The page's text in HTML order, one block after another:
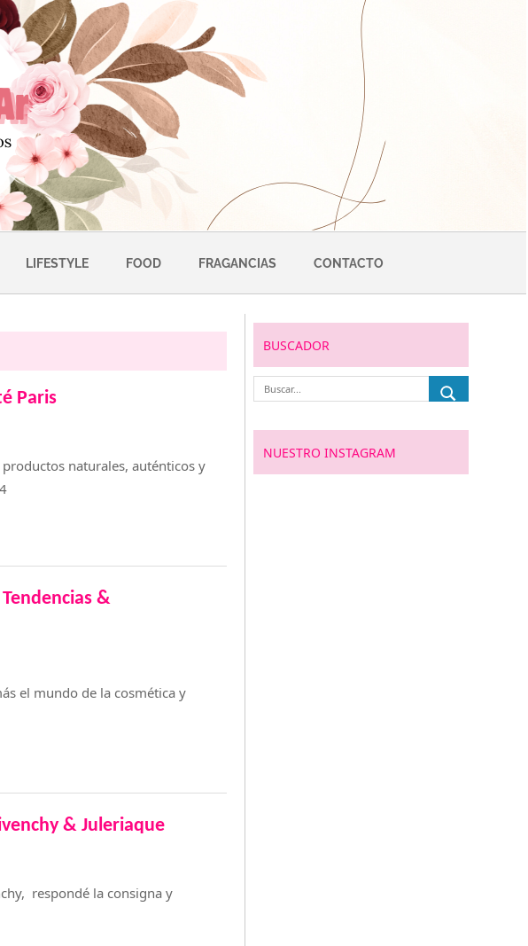
LIFESTYLE FOOD FRAGANCIAS CONTACTO
Paris
naturales, auténticos y
Tendencias &
el mundo de la cosmética y
& Juleriaque
respondé la consigna y
BUSCADOR
NUESTRO INSTAGRAM